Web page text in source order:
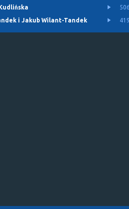
i Jakub Wilant-Tandek